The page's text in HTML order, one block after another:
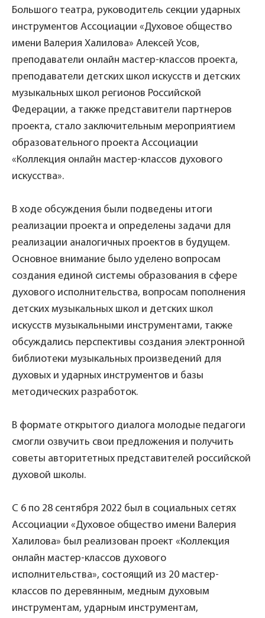
Большого театра, руководитель секции ударных
инструментов Ассоциации «Духовое общество
имени Валерия Халилова» Алексей Усов,
преподаватели онлайн мастер-классов проекта,
преподаватели детских школ искусств и детских
музыкальных школ регионов Российской
Федерации, а также представители партнеров
проекта, стало заключительным мероприятием
образовательного проекта Ассоциации
«Коллекция онлайн мастер-классов духового
искусства».
В ходе обсуждения были подведены итоги
реализации проекта и определены задачи для
реализации аналогичных проектов в будущем.
Основное внимание было уделено вопросам
создания единой системы образования в сфере
духового исполнительства, вопросам пополнения
детских музыкальных школ и детских школ
искусств музыкальными инструментами, также
обсуждались перспективы создания электронной
библиотеки музыкальных произведений для
духовых и ударных инструментов и базы
методических разработок.
В формате открытого диалога молодые педагоги
смогли озвучить свои предложения и получить
советы авторитетных представителей российской
духовой школы.
С 6 по 28 сентября 2022 был в социальных сетях
Ассоциации «Духовое общество имени Валерия
Халилова» был реализован проект «Коллекция
онлайн мастер-классов духового
исполнительства», состоящий из 20 мастер-
классов по деревянным, медным духовым
инструментам, ударным инструментам,